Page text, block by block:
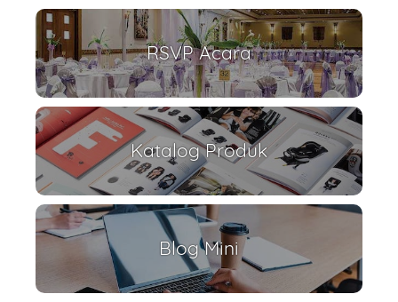
RSVP Acara
Katalog Produk
Blog Mini